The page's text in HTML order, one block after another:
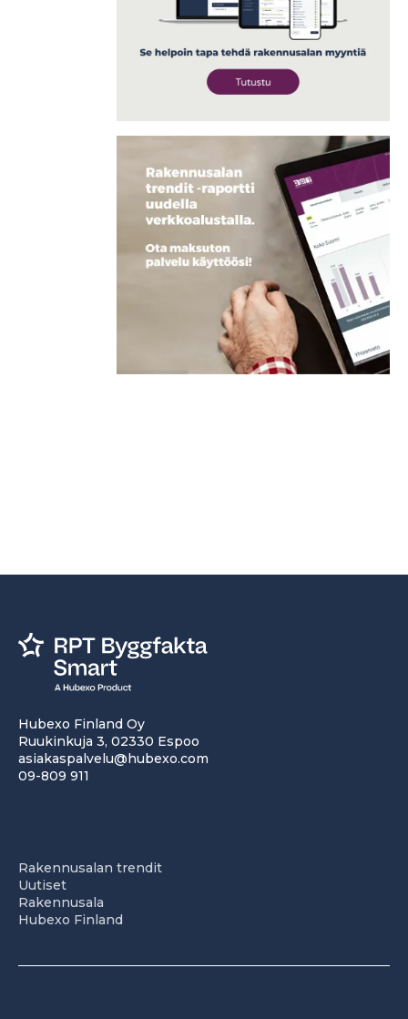
Hubexo Finland Oy
Ruukinkuja 3, 02330 Espoo
asiakaspalvelu@hubexo.com
09-809 911
Rakennusalan trendit
Uutiset
Rakennusala
Hubexo Finland